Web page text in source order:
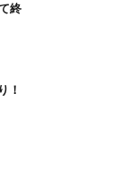
終
！